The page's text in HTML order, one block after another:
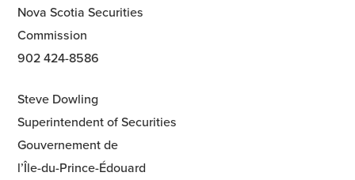
Nova Scotia Securities
Commission
902 424-8586
Steve Dowling
Superintendent of Securities
Gouvernement de
l’Île-du-Prince-Édouard